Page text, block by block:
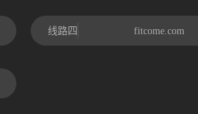
线路四 fitcome.com